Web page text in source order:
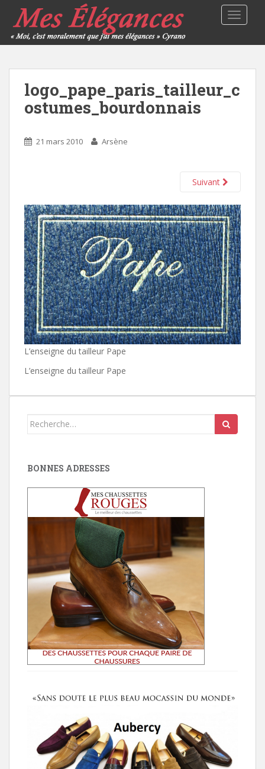
logo_pape_paris_tailleur_c
ostumes_bourdonnais
21 mars 2010 Arsène
Suivant
L’enseigne du tailleur Pape
L’enseigne du tailleur Pape
Search
BONNES ADRESSES